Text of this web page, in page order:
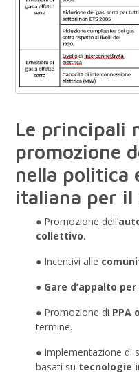
Le principali
promozione
nella politica
italiana per il
● Promozione dell’
collettivo.
● Incentivi alle
● Gare d’appalto
● Promozione di PPA
termine.
● Implementazione di
basati su tecnologie